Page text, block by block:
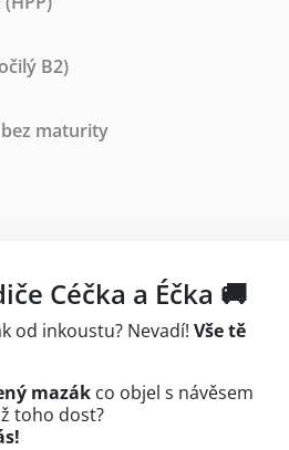
B2)
maturity
Céčka a Éčka 🚚
od inkoustu? Nevadí! Vše tě
mazák co objel s návěsem
toho dost?